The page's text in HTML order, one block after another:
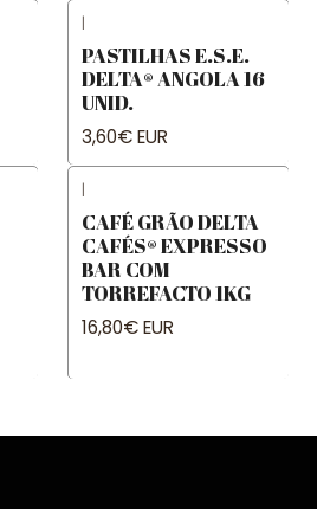
|
PASTILHAS E.S.E.
DELTA® ANGOLA 16
UNID.
3,60€ EUR
|
CAFÉ GRÃO DELTA
CAFÉS® EXPRESSO
BAR COM
TORREFACTO 1KG
16,80€ EUR